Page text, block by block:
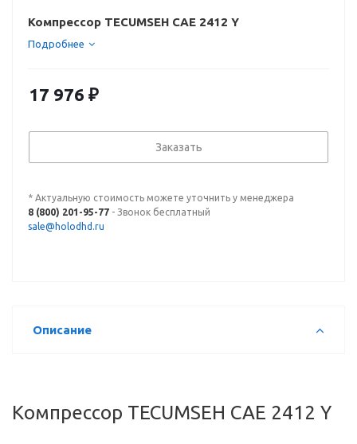
Компрессор TECUMSEH CAE 2412 Y
Подробнее
17 976 ₽
Заказать
* Актуальную стоимость можете уточнить у менеджера
8 (800) 201-95-77 - Звонок бесплатный
sale@holodhd.ru
Описание
Компрессор TECUMSEH CAE 2412 Y